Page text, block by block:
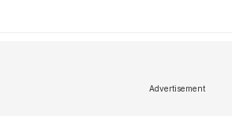
Advertisement